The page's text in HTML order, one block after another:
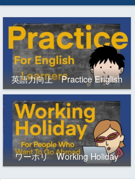
英語力向上 Practice English
ワーホリ Working Holiday